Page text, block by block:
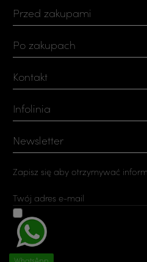
Przed zakupami
Po zakupach
Kontakt
Infolinia
Newsletter
Zapisz się aby otrzymywać
prywatności
Możesz zrezygnować w każdej chwili. W
szczegóły w naszej informacji prawnej.